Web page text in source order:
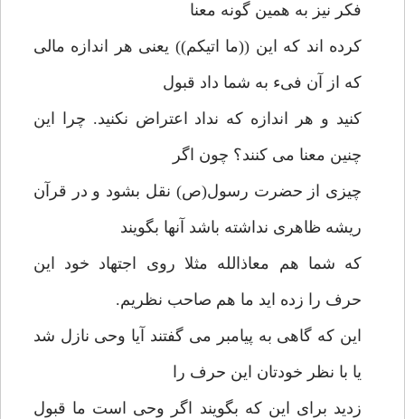
فكر نيز به همين گونه معنا
كرده اند كه اين ((ما اتيكم)) يعنى هر اندازه مالى
كه از آن فىء به شما داد قبول
كنيد و هر اندازه كه نداد اعتراض نكنيد. چرا اين
چنين معنا مى كنند؟ چون اگر
چيزى از حضرت رسول(ص) نقل بشود و در قرآن
ريشه ظاهرى نداشته باشد آنها بگويند
كه شما هم معاذالله مثلا روى اجتهاد خود اين
حرف را زده ايد ما هم صاحب نظريم.
اين كه گاهى به پيامبر مى گفتند آيا وحى نازل شد
يا با نظر خودتان اين حرف را
زديد براى اين كه بگويند اگر وحى است ما قبول